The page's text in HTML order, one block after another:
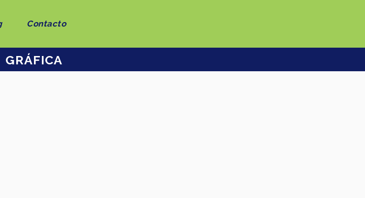
Contacto
GRÁFICA